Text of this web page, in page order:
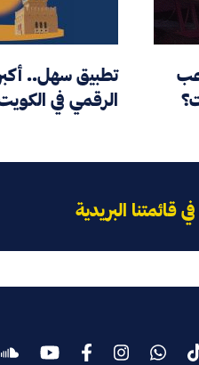
تطبيق سهل.. أكبر
الرقمي في
قائمتنا البريدية